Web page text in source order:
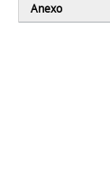
Anexo